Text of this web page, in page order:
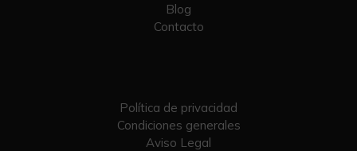
Blog
Contacto
Política de privacidad
Condiciones generales
Aviso Legal